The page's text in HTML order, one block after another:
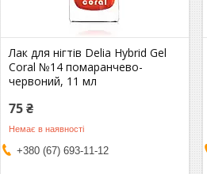
Лак для нігтів Delia Hybrid Gel
Coral №14 помаранчево-
червоний, 11 мл
75 ₴
Немає в наявності
+380 (67) 693-11-12